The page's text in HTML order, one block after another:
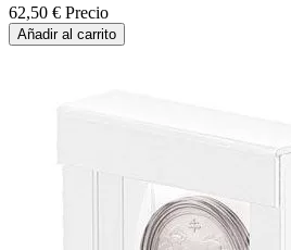
62,50 € Precio
Añadir al carrito